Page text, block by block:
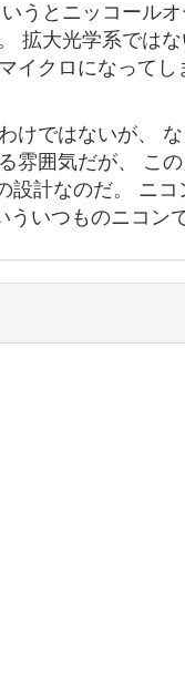
うとニッコール
拡大光学系では
イクロになって
けではないが、
雰囲気だが、 こ
計なのだ。 ニ
いつものニコン